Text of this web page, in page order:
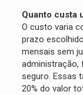
Quanto custa
O custo varia
prazo
mensais sem
administração,
seguro. Essas
20% do valor